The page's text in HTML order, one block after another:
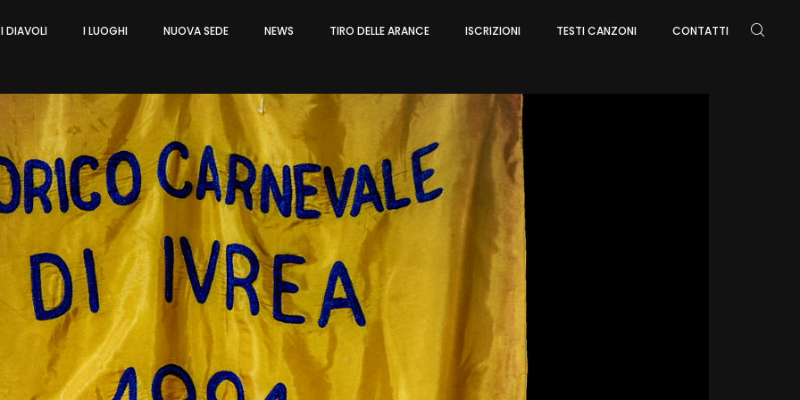
I DIAVOLI I LUOGHI NUOVA SEDE NEWS TIRO DELLE ARANCE ISCRIZIONI TESTI CANZONI CONTATTI